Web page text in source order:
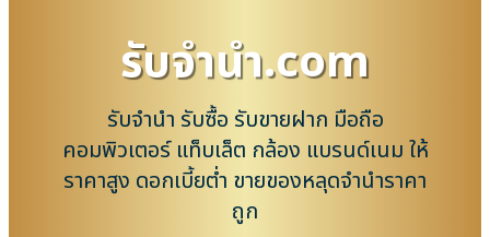
รับจํานํา.com
รับจำนำ รับซื้อ รับขายฝาก มือถือ
คอมพิวเตอร์ แท็บเล็ต กล้อง แบรนด์เนม ให้
ราคาสูง ดอกเบี้ยต่ำ ขายของหลุดจำนำราคา
ถูก